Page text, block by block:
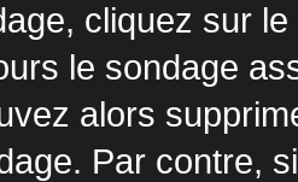
cliquez sur
le sondage
alors
Par contre,